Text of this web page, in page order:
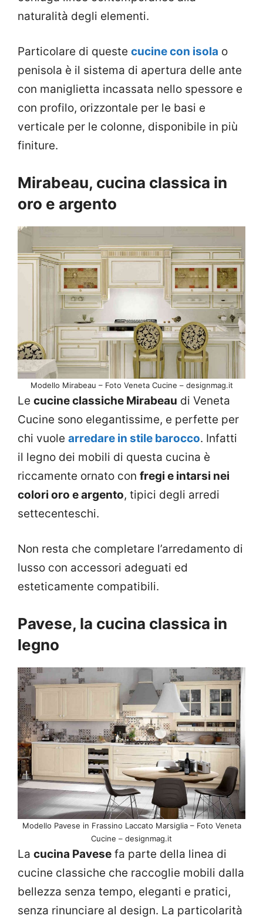
naturalità degli elementi.
Particolare di queste cucine con isola o
penisola è il sistema di apertura delle ante
con maniglietta incassata nello spessore e
con profilo, orizzontale per le basi e
verticale per le colonne, disponibile in più
finiture.
Mirabeau, cucina classica in
oro e argento
Modello Mirabeau – Foto Veneta Cucine – designmag.it
Le cucine classiche Mirabeau di Veneta
Cucine sono elegantissime, e perfette per
chi vuole arredare in stile barocco. Infatti
il legno dei mobili di questa cucina è
riccamente ornato con fregi e intarsi nei
colori oro e argento, tipici degli arredi
settecenteschi.
Non resta che completare l’arredamento di
lusso con accessori adeguati ed
esteticamente compatibili.
Pavese, la cucina classica in
legno
Modello Pavese in Frassino Laccato Marsiglia – Foto Veneta
Cucine – designmag.it
La cucina Pavese fa parte della linea di
cucine classiche che raccoglie mobili dalla
bellezza senza tempo, eleganti e pratici,
senza rinunciare al design. La particolarità